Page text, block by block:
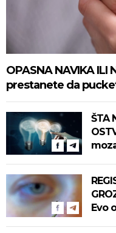
OPASNA NAVIKA ILI
prestanete da
ŠTA
Evo